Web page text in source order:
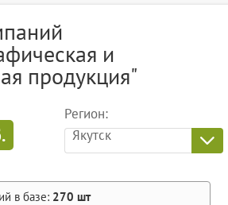
и
продукция"
Регион:
Якутск
в базе: 270 шт